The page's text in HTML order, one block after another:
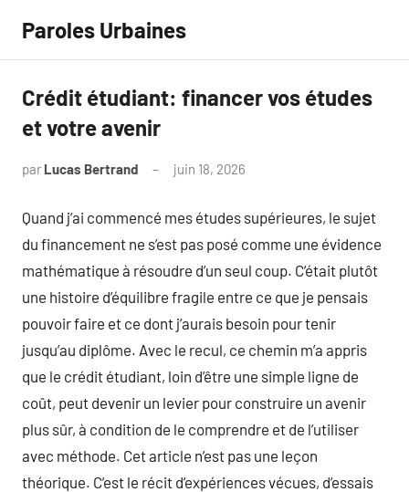
contenu
Paroles Urbaines
Crédit étudiant: financer vos études
et votre avenir
par Lucas Bertrand juin 18, 2026
Quand j’ai commencé mes études supérieures, le sujet
du financement ne s’est pas posé comme une évidence
mathématique à résoudre d’un seul coup. C’était plutôt
une histoire d’équilibre fragile entre ce que je pensais
pouvoir faire et ce dont j’aurais besoin pour tenir
jusqu’au diplôme. Avec le recul, ce chemin m’a appris
que le crédit étudiant, loin d’être une simple ligne de
coût, peut devenir un levier pour construire un avenir
plus sûr, à condition de le comprendre et de l’utiliser
avec méthode. Cet article n’est pas une leçon
théorique. C’est le récit d’expériences vécues, d’essais